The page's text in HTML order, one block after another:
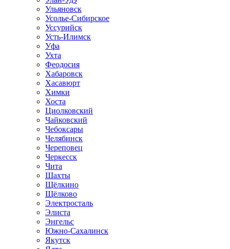
Ульяновск
Усолье-Сибирское
Уссурийск
Усть-Илимск
Уфа
Ухта
Феодосия
Хабаровск
Хасавюрт
Химки
Хоста
Циолковский
Чайковский
Чебоксары
Челябинск
Череповец
Черкесск
Чита
Шахты
Щёлкино
Щёлково
Электросталь
Элиста
Энгельс
Южно-Сахалинск
Якутск